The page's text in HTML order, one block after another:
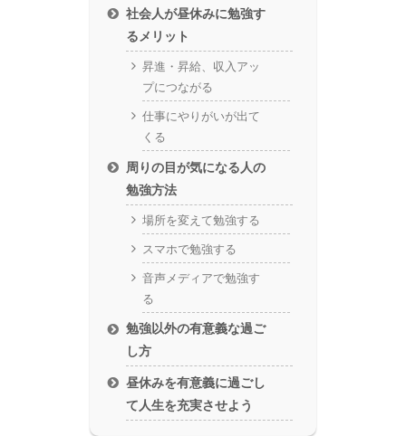
社会人が昼休みに勉強す
るメリット
昇進・昇給、収入アッ
プにつながる
仕事にやりがいが出て
くる
周りの目が気になる人の
勉強方法
場所を変えて勉強する
スマホで勉強する
音声メディアで勉強す
る
勉強以外の有意義な過ご
し方
昼休みを有意義に過ごし
て人生を充実させよう